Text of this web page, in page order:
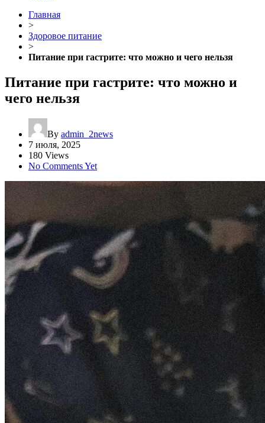
Главная
>
Здоровое питание
>
Питание при гастрите: что можно и чего нельзя
Питание при гастрите: что можно и
чего нельзя
By admin_2news
7 июля, 2025
180 Views
No Comments Yet